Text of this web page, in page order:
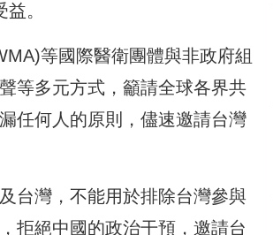
。
等國際醫衛團體與非政府組
等多元方式，籲請全球各界共
任何人的原則，儘速邀請台灣
台灣，不能用於排除台灣參與
拒絕中國的政治干預，邀請台